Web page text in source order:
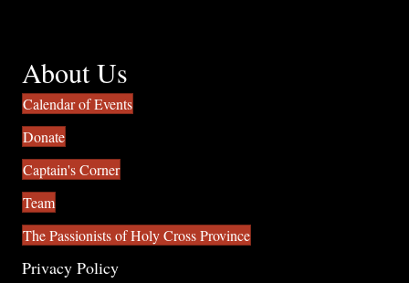
About Us
Calendar of Events
Donate
Captain's Corner
Team
The Passionists of Holy Cross Province
Privacy Policy